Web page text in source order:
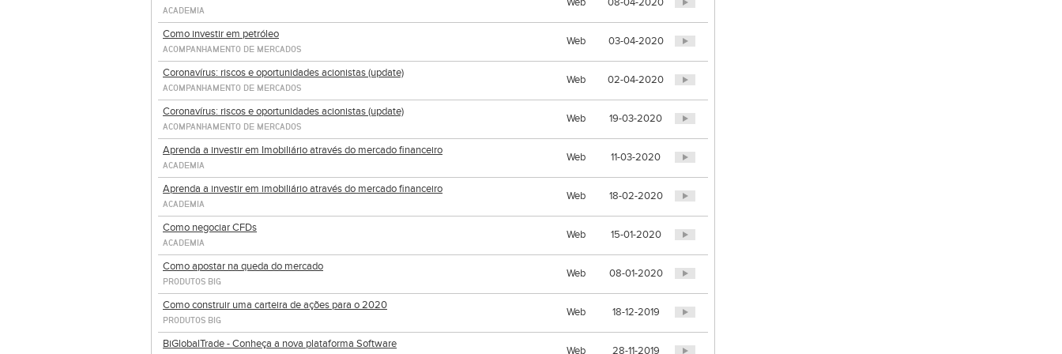
ACADEMIA
Como investir em petróleo
ACOMPANHAMENTO DE MERCADOS
Web 03-04-2020
Coronavírus: riscos e oportunidades acionistas (update)
ACOMPANHAMENTO DE MERCADOS
Web 02-04-2020
Coronavírus: riscos e oportunidades acionistas (update)
ACOMPANHAMENTO DE MERCADOS
Web 19-03-2020
Aprenda a investir em Imobiliário através do mercado financeiro
ACADEMIA
Web 11-03-2020
Aprenda a investir em imobiliário através do mercado financeiro
ACADEMIA
Web 18-02-2020
Como negociar CFDs
ACADEMIA
Web 15-01-2020
Como apostar na queda do mercado
PRODUTOS BIG
Web 08-01-2020
Como construir uma carteira de ações para o 2020
PRODUTOS BIG
Web 18-12-2019
BiGlobalTrade - Conheça a nova plataforma Software
Web 28-11-2019